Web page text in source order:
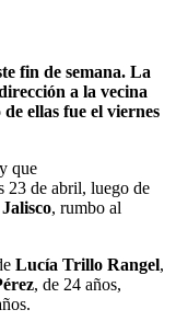
fin de semana. La
a la vecina
ellas fue el viernes
que
23 de abril, luego de
Jalisco, rumbo al
Lucía Trillo Rangel,
, de 24 años,